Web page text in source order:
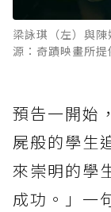
梁詠琪（左）與
源：奇蹟映畫所提
預告一開始
屍般的學生
來崇明的學
成功。」一